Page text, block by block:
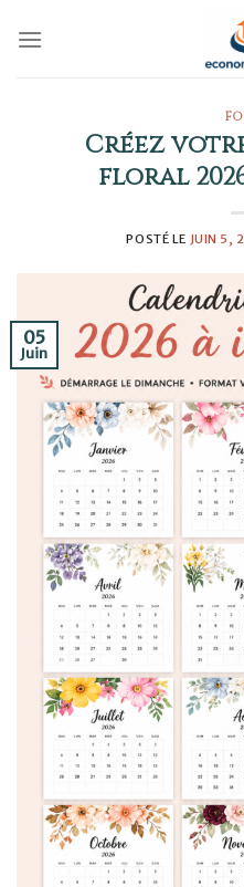
Créez
floral
POSTÉ LE JUIN 5,
05
Juin